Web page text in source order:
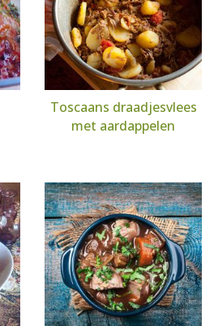
Toscaans draadjesvlees
met aardappelen